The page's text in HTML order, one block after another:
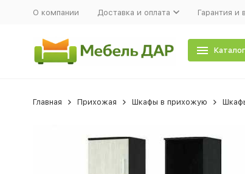
О компании Доставка и оплата Гарантия и
Главная Прихожая Шкафы в прихожую